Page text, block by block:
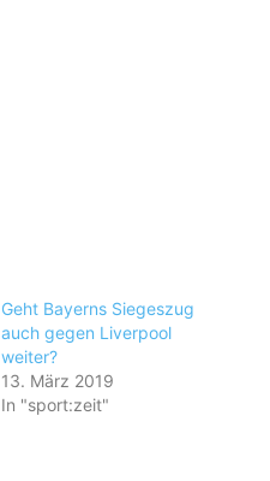
Geht Bayerns Siegeszug
auch gegen Liverpool
weiter?
13. März 2019
In "sport:zeit"